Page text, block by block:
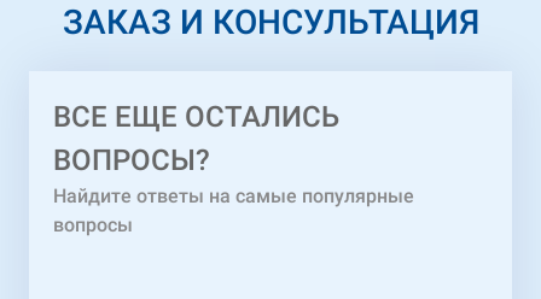
ЗАКАЗ И КОНСУЛЬТАЦИЯ
ВСЕ ЕЩЕ ОСТАЛИСЬ
ВОПРОСЫ?
Найдите ответы на самые популярные
вопросы